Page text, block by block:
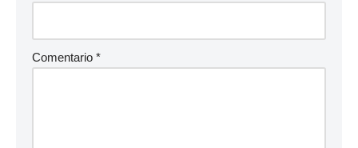
Comentario *